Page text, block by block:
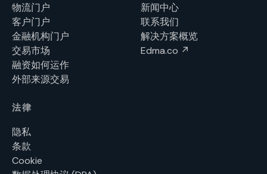
物流门户
客户门户
金融机构门户
交易市场
融资如何运作
外部来源交易
新闻中心
联系我们
解决方案概览
Edma.co ↗
法律
隐私
条款
Cookie